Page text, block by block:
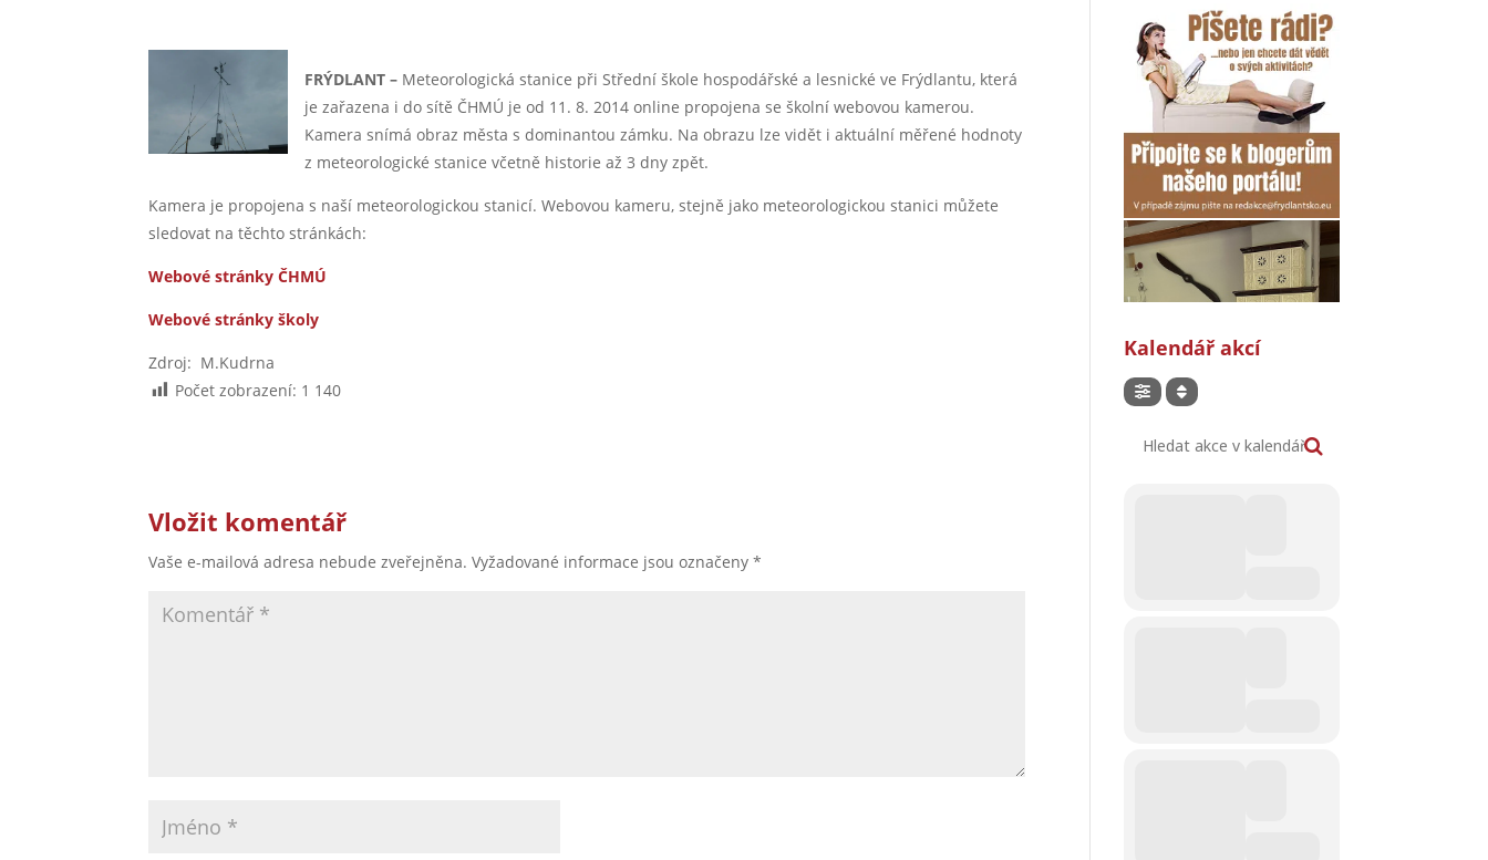
FRÝDLANT – Meteorologická stanice při Střední škole hospodářské a lesnické ve Frýdlantu, která
je zařazena i do sítě ČHMÚ je od 11. 8. 2014 online propojena se školní webovou kamerou.
Kamera snímá obraz města s dominantou zámku. Na obrazu lze vidět i aktuální měřené hodnoty
z meteorologické stanice včetně historie až 3 dny zpět.
Kamera je propojena s naší meteorologickou stanicí. Webovou kameru, stejně jako meteorologickou stanici můžete
sledovat na těchto stránkách:
Webové stránky ČHMÚ
Webové stránky školy
Zdroj: M.Kudrna
Počet zobrazení: 1 140
Vložit komentář
Vaše e-mailová adresa nebude zveřejněna. Vyžadované informace jsou označeny*
Kalendář akcí